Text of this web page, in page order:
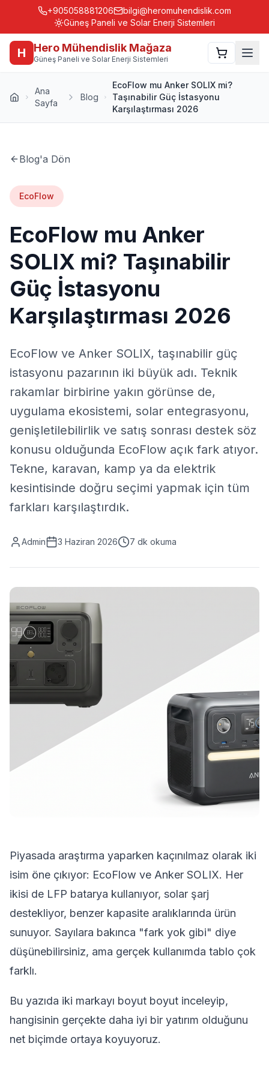
+905058881206
bilgi@heromuhendislik.com
Güneş Paneli ve Solar Enerji Sistemleri
H Hero Mühendislik Mağaza
Güneş Paneli ve Solar Enerji Sistemleri
Ana
Sayfa
Blog
EcoFlow mu Anker SOLIX mi?
Taşınabilir Güç İstasyonu
Karşılaştırması 2026
Blog'a Dön
EcoFlow
EcoFlow mu Anker
SOLIX mi? Taşınabilir
Güç İstasyonu
Karşılaştırması 2026
EcoFlow ve Anker SOLIX, taşınabilir güç
istasyonu pazarının iki büyük adı. Teknik
rakamlar birbirine yakın görünse de,
uygulama ekosistemi, solar entegrasyonu,
genişletilebilirlik ve satış sonrası destek söz
konusu olduğunda EcoFlow açık fark atıyor.
Tekne, karavan, kamp ya da elektrik
kesintisinde doğru seçimi yapmak için tüm
farkları karşılaştırdık.
Admin 3 Haziran 2026 7 dk okuma
Piyasada araştırma yaparken kaçınılmaz olarak iki
isim öne çıkıyor: EcoFlow ve Anker SOLIX. Her
ikisi de LFP batarya kullanıyor, solar şarj
destekliyor, benzer kapasite aralıklarında ürün
sunuyor. Sayılara bakınca "fark yok gibi" diye
düşünebilirsiniz, ama gerçek kullanımda tablo çok
farklı.
Bu yazıda iki markayı boyut boyut inceleyip,
hangisinin gerçekte daha iyi bir yatırım olduğunu
net biçimde ortaya koyuyoruz.